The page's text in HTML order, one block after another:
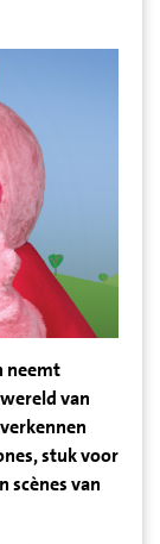
neemt
van
stuk voor
scènes van